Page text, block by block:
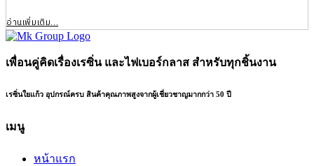
อ่านเพิ่มเติม​...
เพื่อนคู่คิดเรื่องเรซิ่น และไฟเบอร์กลาส สำหรับทุกชิ้นงาน
เรซิ่นใยแก้ว อุปกรณ์ครบ สินค้าคุณภาพสูงจากผู้เชี่ยวชาญมากกว่า 50 ปี
เมนู
หน้าแรก